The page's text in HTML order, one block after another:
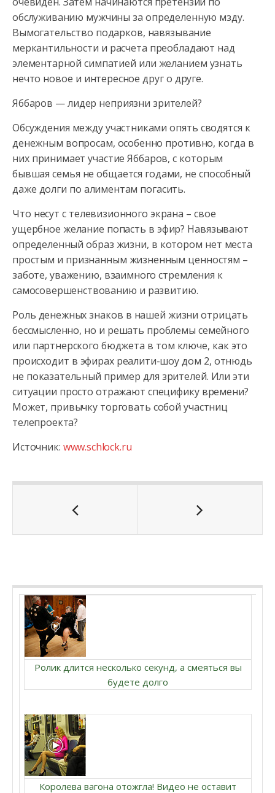
обслуживанию мужчины за определенную мзду.
Вымогательство подарков, навязывание
меркантильности и расчета преобладают над
элементарной симпатией или желанием узнать
нечто новое и интересное друг о друге.
Яббаров — лидер неприязни зрителей?
Обсуждения между участниками опять сводятся к
денежным вопросам, особенно противно, когда в
них принимает участие Яббаров, с которым
бывшая семья не общается годами, не способный
даже долги по алиментам погасить.
Что несут с телевизионного экрана – свое
ущербное желание попасть в эфир? Навязывают
определенный образ жизни, в котором нет места
простым и признанным жизненным ценностям –
заботе, уважению, взаимного стремления к
самосовершенствованию и развитию.
Роль денежных знаков в нашей жизни отрицать
бессмысленно, но и решать проблемы семейного
или партнерского бюджета в том ключе, как это
происходит в эфирах реалити-шоу дом 2, отнюдь
не показательный пример для зрителей. Или эти
ситуации просто отражают специфику времени?
Может, привычку торговать собой участниц
телепроекта?
Источник: www.schlock.ru
Ролик длится несколько секунд, а смеяться вы
будете долго
Королева вагона отожгла! Видео не оставит